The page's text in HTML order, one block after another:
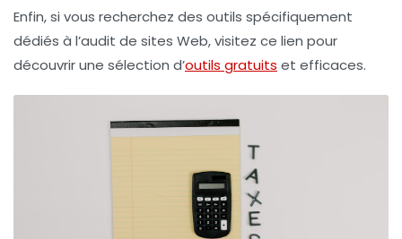
Enfin, si vous recherchez des outils spécifiquement
dédiés à l’audit de sites Web, visitez ce lien pour
découvrir une sélection d’outils gratuits et efficaces.